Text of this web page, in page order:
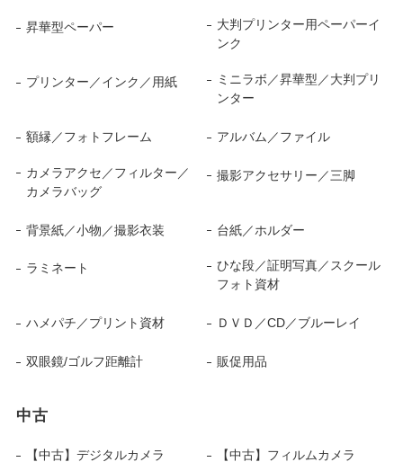
昇華型ペーパー
大判プリンター用ペーパーイ
ンク
プリンター／インク／用紙
ミニラボ／昇華型／大判プリ
ンター
額縁／フォトフレーム アルバム／ファイル
カメラアクセ／フィルター／
カメラバッグ
撮影アクセサリー／三脚
背景紙／小物／撮影衣装 台紙／ホルダー
ラミネート
ひな段／証明写真／スクール
フォト資材
ハメパチ／プリント資材 ＤＶＤ／CD／ブルーレイ
双眼鏡/ゴルフ距離計 販促用品
中古
【中古】デジタルカメラ 【中古】フィルムカメラ